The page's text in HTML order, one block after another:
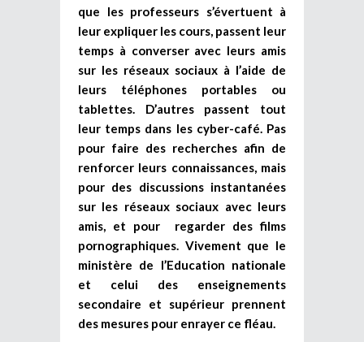
que les professeurs s’évertuent à
leur expliquer les cours, passent leur
temps à converser avec leurs amis
sur les réseaux sociaux à l’aide de
leurs téléphones portables ou
tablettes. D’autres passent tout
leur temps dans les cyber-café. Pas
pour faire des recherches afin de
renforcer leurs connaissances, mais
pour des discussions instantanées
sur les réseaux sociaux avec leurs
amis, et pour regarder des films
pornographiques. Vivement que le
ministère de l’Education nationale
et celui des enseignements
secondaire et supérieur prennent
des mesures pour enrayer ce fléau.